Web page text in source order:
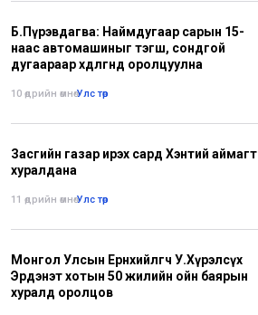
Б.Пүрэвдагва: Наймдугаар сарын 15-
наас автомашиныг тэгш, сондгой
дугаараар хөдөлгөөнд оролцуулна
10 өдрийн өмнө•Улс төр
Засгийн газар ирэх сард Хэнтий аймагт
хуралдана
11 өдрийн өмнө•Улс төр
Монгол Улсын Ерөнхийлөгч У.Хүрэлсүх
Эрдэнэт хотын 50 жилийн ойн баярын
хуралд оролцов